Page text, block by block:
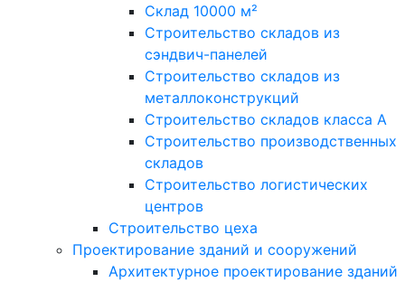
Склад 10000 м²
Строительство складов из
сэндвич-панелей
Строительство складов из
металлоконструкций
Строительство складов класса А
Строительство производственных
складов
Строительство логистических
центров
Строительство цеха
Проектирование зданий и сооружений
Архитектурное проектирование зданий